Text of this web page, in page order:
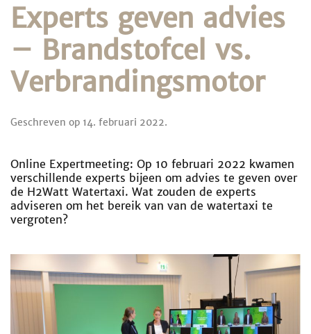
Experts geven advies
– Brandstofcel vs.
Verbrandingsmotor
Geschreven op 14. februari 2022.
Online Expertmeeting: Op 10 februari 2022 kwamen
verschillende experts bijeen om advies te geven over
de H2Watt Watertaxi. Wat zouden de experts
adviseren om het bereik van van de watertaxi te
vergroten?